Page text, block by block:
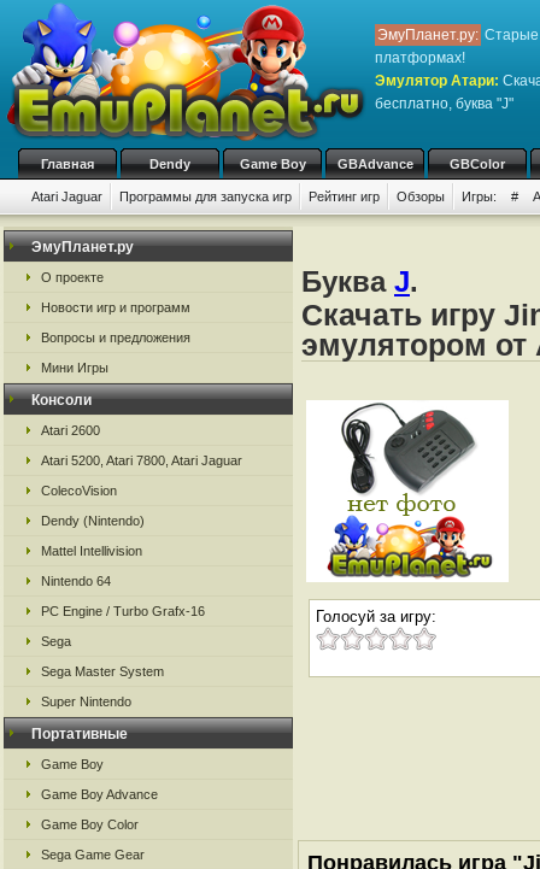
ЭмуПланет.ру: Старые
платформах!
Эмулятор Атари:
бесплатно, буква "J"
Главная Dendy Game Boy GBAdvance GBColor
Atari Jaguar Программы для запуска игр Рейтинг игр Обзоры Игры: # A
ЭмуПланет.ру
О проекте
Новости игр и программ
Вопросы и предложения
Мини Игры
Консоли
Atari 2600
Atari 5200, Atari 7800, Atari Jaguar
ColecoVision
Dendy (Nintendo)
Mattel Intellivision
Nintendo 64
PC Engine / Turbo Grafx-16
Sega
Sega Master System
Super Nintendo
Портативные
Game Boy
Game Boy Advance
Game Boy Color
Sega Game Gear
Буква J.
Скачать игру
эмулятором от
Голосуй за игру:
Понравилась игра